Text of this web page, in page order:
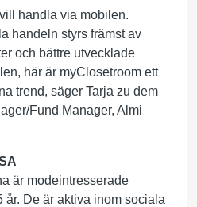
handla via mobilen.
handeln styrs främst av
och bättre utvecklade
här är myClosetroom ett
trend, säger Tarja zu dem
Fund Manager, Almi
är modeintresserade
år. De är aktiva inom sociala